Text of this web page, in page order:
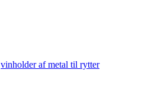
vinholder af metal til rytter